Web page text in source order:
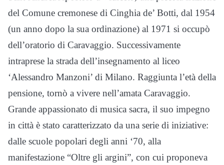
del Comune cremonese di Cinghia de’ Botti, dal 1954
(un anno dopo la sua ordinazione) al 1971 si occupò
dell’oratorio di Caravaggio. Successivamente
intraprese la strada dell’insegnamento al liceo
‘Alessandro Manzoni’ di Milano. Raggiunta l’età della
pensione, tornò a vivere nell’amata Caravaggio.
Grande appassionato di musica sacra, il suo impegno
in città è stato caratterizzato da una serie di iniziative:
dalle scuole popolari degli anni ‘70, alla
manifestazione “Oltre gli argini”, con cui proponeva